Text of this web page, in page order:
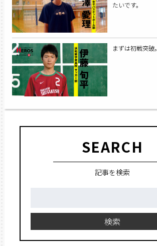
たいです。
まずは初戦突破。
SEARCH
記事を検索
検索